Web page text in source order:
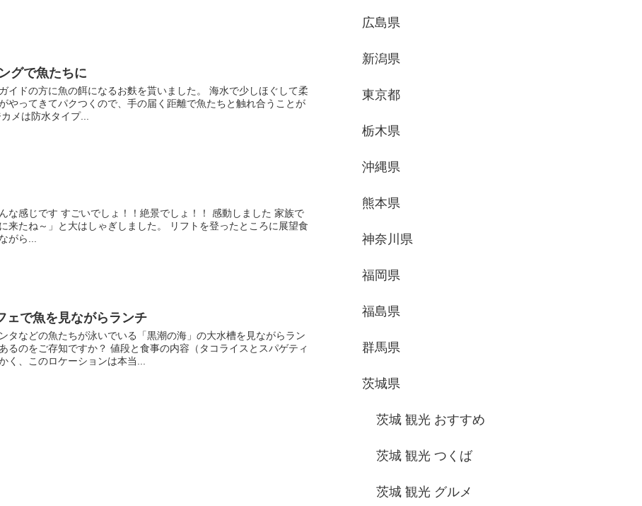
グで魚たちに
イドの方に魚の餌になるお麩を貰いました。 海水で少しほぐして柔
やってきてパクつくので、手の届く距離で魚たちと触れ合うことが
メは防水タイプ...
な感じです すごいでしょ！！絶景でしょ！！ 感動しました 家族で
来たね～」と大はしゃぎしました。 リフトを登ったところに展望食
がら...
ェで魚を見ながらランチ
タなどの魚たちが泳いでいる「黒潮の海」の大水槽を見ながらラン
るのをご存知ですか？ 値段と食事の内容（タコライスとスパゲティ
く、このロケーションは本当...
広島県
新潟県
東京都
栃木県
沖縄県
熊本県
神奈川県
福岡県
福島県
群馬県
茨城県
茨城 観光 おすすめ
茨城 観光 つくば
茨城 観光 グルメ